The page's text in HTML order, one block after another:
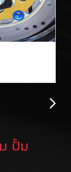
ปั้ม